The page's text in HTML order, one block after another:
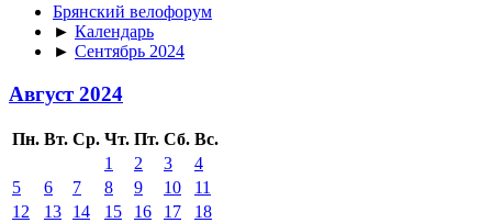
Брянский велофорум
► Календарь
► Сентябрь 2024
Август 2024
Пн. Вт. Ср. Чт. Пт. Сб. Вс.
1
2 3
4
5
6 7 8 9 10
11
12
13 14 15 16 17
18